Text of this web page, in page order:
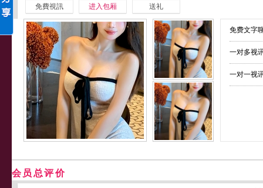
免費視訊 进入包厢 送礼
免费文字
一对多视
一对一视
会员总评价